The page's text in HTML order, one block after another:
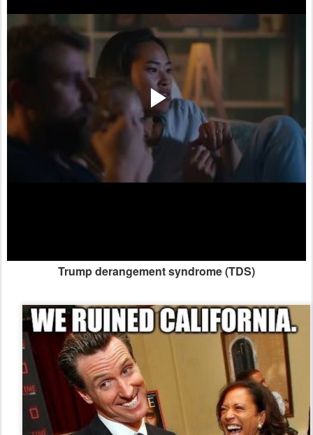
Trump derangement syndrome (TDS)